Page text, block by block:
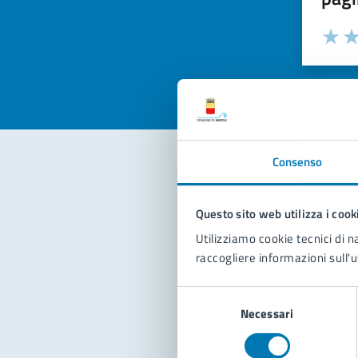
Consenso
Questo sito web utilizza i
Utilizziamo cookie tecnici di
raccogliere informazioni
Necessari
Valuta